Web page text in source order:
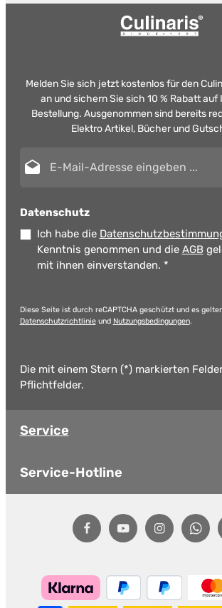
Melden Sie sich jetzt kostenlos für den
an und sichern Sie sich 10 % Rabatt
Bestellung. Ausgenommen sind bereits
Elektro Artikel, Bücher und
Datenschutz
Ich habe die
Kenntnis genommen und die AGB
mit ihnen einverstanden. *
Diese Seite ist durch reCAPTCHA geschützt und es
Datenschutzrichtlinieund Nutzungsbedingungen.
Die mit einem Stern (*) markierten
Pflichtfelder.
Service
Service-Hotline